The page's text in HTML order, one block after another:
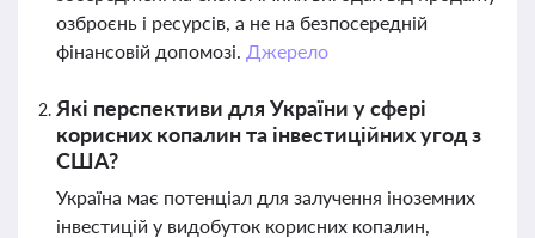
озброєнь і ресурсів, а не на безпосередній
фінансовій допомозі. Джерело
Які перспективи для України у сфері
корисних копалин та інвестиційних угод з
США?
Україна має потенціал для залучення іноземних
інвестицій у видобуток корисних копалин,